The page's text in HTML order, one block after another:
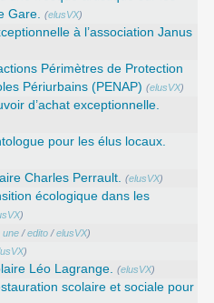
Gare. (elusVX)
à l’association Janus
Périmètres de Protection
Périurbains (PENAP) (elusVX)
d’achat exceptionnelle.
pour les élus locaux.
Charles Perrault. (elusVX)
écologique dans les
)
une /edito /elusVX)
)
Léo Lagrange. (elusVX)
scolaire et sociale pour